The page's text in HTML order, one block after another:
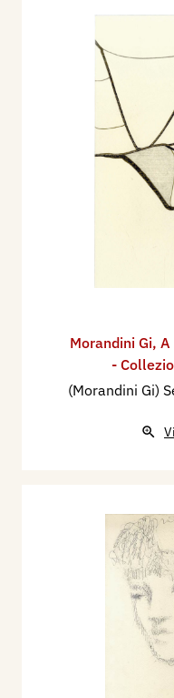
Morandini Gi, A
-
(Morandini Gi)